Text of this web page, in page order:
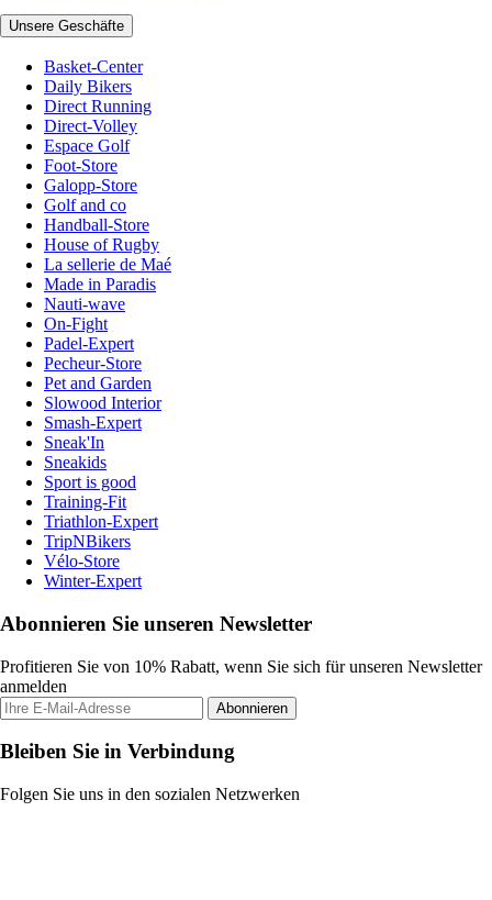
Unsere Geschäfte
Basket-Center
Daily Bikers
Direct Running
Direct-Volley
Espace Golf
Foot-Store
Galopp-Store
Golf and co
Handball-Store
House of Rugby
La sellerie de Maé
Made in Paradis
Nauti-wave
On-Fight
Padel-Expert
Pecheur-Store
Pet and Garden
Slowood Interior
Smash-Expert
Sneak'In
Sneakids
Sport is good
Training-Fit
Triathlon-Expert
TripNBikers
Vélo-Store
Winter-Expert
Abonnieren Sie unseren Newsletter
Profitieren Sie von 10% Rabatt, wenn Sie sich für unseren Newsletter
anmelden
Abonnieren
Bleiben Sie in Verbindung
Folgen Sie uns in den sozialen Netzwerken